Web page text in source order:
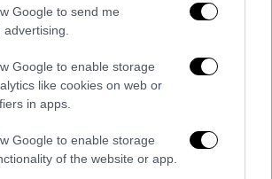
Google to send me
Google to enable storage
like cookies on web or
in apps.
Google to enable storage
of the website or app.
τιτλοφορείται «
Cry me a
κήπος έλαβε 8.000
δημοφιλή ονόματα για το
και Sarah.